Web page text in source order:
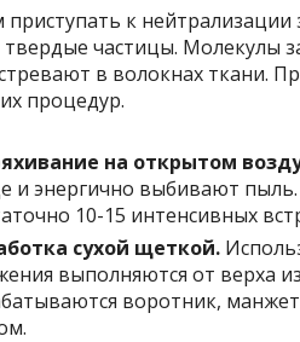
к
частицы. Молекулы
в волокнах ткани.
процедур.
на открытом
и энергично выбивают
10-15 интенсивных
сухой щеткой.
выполняются от верха
воротник,